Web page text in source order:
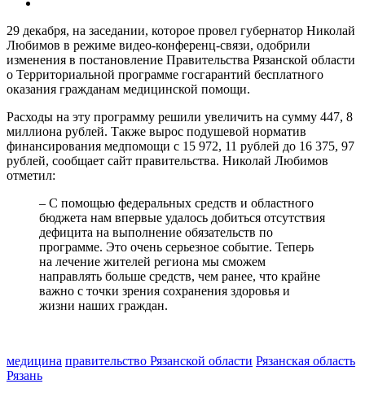
29 декабря, на заседании, которое провел губернатор Николай
Любимов в режиме видео-конференц-связи, одобрили
изменения в постановление Правительства Рязанской области
о Территориальной программе госгарантий бесплатного
оказания гражданам медицинской помощи.
Расходы на эту программу решили увеличить на сумму 447, 8
миллиона рублей. Также вырос подушевой норматив
финансирования медпомощи с 15 972, 11 рублей до 16 375, 97
рублей, сообщает сайт правительства. Николай Любимов
отметил:
– С помощью федеральных средств и областного
бюджета нам впервые удалось добиться отсутствия
дефицита на выполнение обязательств по
программе. Это очень серьезное событие. Теперь
на лечение жителей региона мы сможем
направлять больше средств, чем ранее, что крайне
важно с точки зрения сохранения здоровья и
жизни наших граждан.
медицина правительство Рязанской области Рязанская область
Рязань